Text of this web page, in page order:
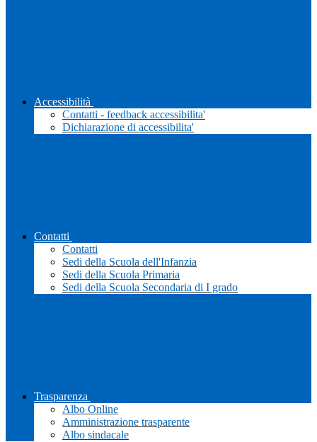
Accessibilità
Contatti - feedback accessibilita'
Dichiarazione di accessibilita'
Contatti
Contatti
Sedi della Scuola dell'Infanzia
Sedi della Scuola Primaria
Sedi della Scuola Secondaria di I grado
Trasparenza
Albo Online
Amministrazione trasparente
Albo sindacale